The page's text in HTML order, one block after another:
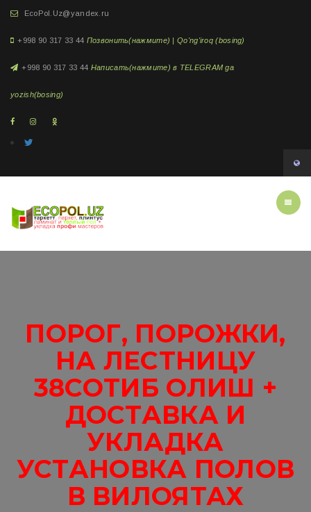
EcoPol.Uz@yandex.ru
+998 90 317 33 44 Позвонить(нажмите) | Qo'ng'iroq (bosing)
+998 90 317 33 44 Написать(нажмите) в TELEGRAM ga
yozish(bosing)
ПОРОГ, ПОРОЖКИ,
НА ЛЕСТНИЦУ
38СОТИБ ОЛИШ +
ДОСТАВКА И
УКЛАДКА
УСТАНОВКА ПОЛОВ
В ВИЛОЯТАХ